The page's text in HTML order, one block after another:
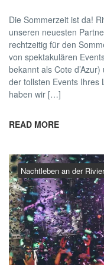
Die Sommerzeit ist da!
unseren neuesten
rechtzeitig für den
von spektakulären
bekannt als Cote
der tollsten Events Ihres
haben wir […]
READ MORE
Nachtleben an der